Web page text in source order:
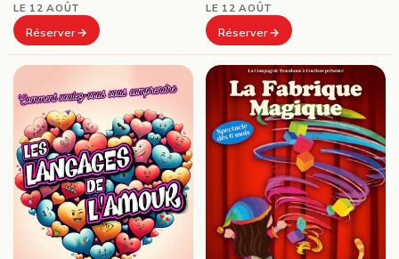
LE 12 AOÛT
Réserver
LE 12 AOÛT
Réserver